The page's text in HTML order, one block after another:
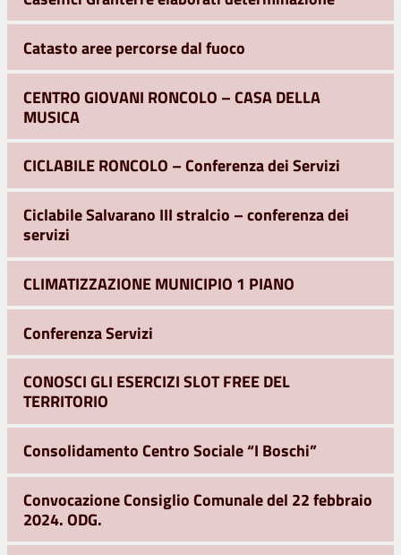
Catasto aree percorse dal fuoco
CENTRO GIOVANI RONCOLO – CASA DELLA
MUSICA
CICLABILE RONCOLO – Conferenza dei Servizi
Ciclabile Salvarano III stralcio – conferenza dei
servizi
CLIMATIZZAZIONE MUNICIPIO 1 PIANO
Conferenza Servizi
CONOSCI GLI ESERCIZI SLOT FREE DEL
TERRITORIO
Consolidamento Centro Sociale “I Boschi”
Convocazione Consiglio Comunale del 22 febbraio
2024. ODG.